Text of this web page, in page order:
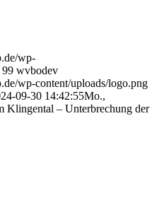
wp-
99 wvbodev
wp-content/uploads/logo.png
09-30 14:42:55Mo.,
Klingental – Unterbrechung der
91280-111